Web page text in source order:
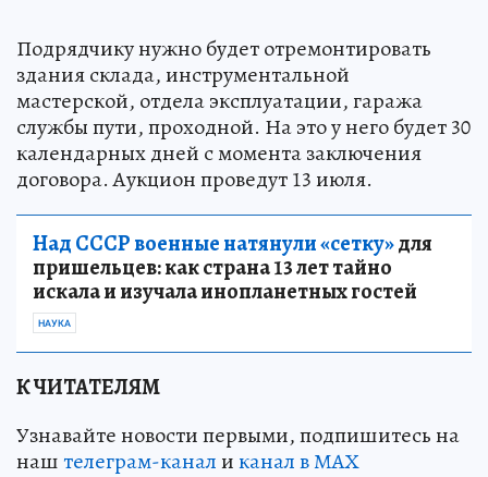
Подрядчику нужно будет отремонтировать
здания склада, инструментальной
мастерской, отдела эксплуатации, гаража
службы пути, проходной. На это у него будет 30
календарных дней с момента заключения
договора. Аукцион проведут 13 июля.
Над СССР военные натянули «сетку»для
пришельцев: как страна 13 лет тайно
искала и изучала инопланетных гостей
НАУКА
К ЧИТАТЕЛЯМ
Узнавайте новости первыми, подпишитесь на
наштелеграм-каналиканал в МАХ